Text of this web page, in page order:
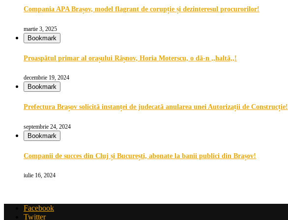
Compania APA Brașov, model flagrant de corupție și dezinteresul procurorilor!
martie 3, 2025
Bookmark
Proaspătul primar al orașului Râșnov, Horia Moterscu, o dă-n ,,haltă,,!
decembrie 19, 2024
Bookmark
Prefectura Brașov solicită instanței de judecată anularea unei Autorizații de Construcție!
septembrie 24, 2024
Bookmark
Companii de succes din Cluj și București, abonate la banii publici din Brașov!
iulie 16, 2024
Facebook
Twitter